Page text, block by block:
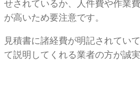
せされているか、人件費や作業
が高いため要注意です。
見積書に諸経費が明記されてい
て説明してくれる業者の方が誠実